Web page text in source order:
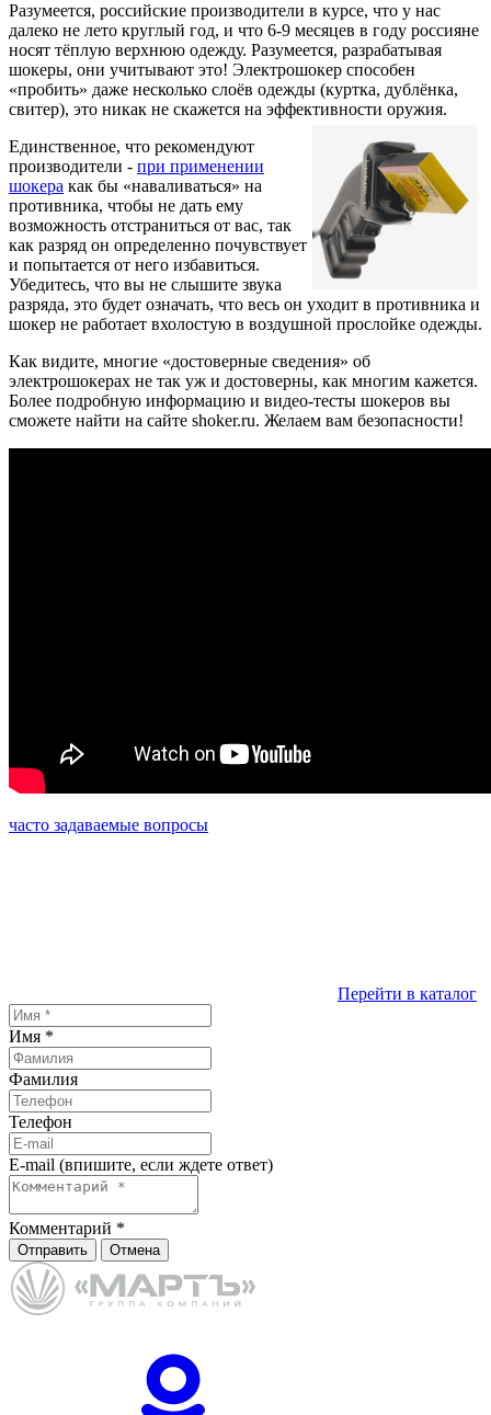
Разумеется, российские производители в курсе, что у нас
далеко не лето круглый год, и что 6-9 месяцев в году россияне
носят тёплую верхнюю одежду. Разумеется, разрабатывая
шокеры, они учитывают это! Электрошокер способен
«пробить» даже несколько слоёв одежды (куртка, дублёнка,
свитер), это никак не скажется на эффективности оружия.
Единственное, что рекомендуют
производители - при применении
шокера как бы «наваливаться» на
противника, чтобы не дать ему
возможность отстраниться от вас, так
как разряд он определенно почувствует
и попытается от него избавиться.
Убедитесь, что вы не слышите звука
разряда, это будет означать, что весь он уходит в противника и
шокер не работает вхолостую в воздушной прослойке одежды.
Как видите, многие «достоверные сведения» об
электрошокерах не так уж и достоверны, как многим кажется.
Более подробную информацию и видео-тесты шокеров вы
сможете найти на сайте shoker.ru. Желаем вам безопасности!
часто задаваемые вопросы
Перейти в каталог
Имя *
Фамилия
Телефон
E-mail (впишите, если ждете ответ)
Комментарий *
Отправить Отмена